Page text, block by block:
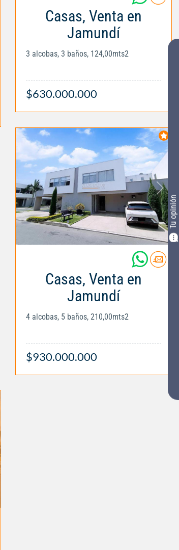
Tu opinión
Casas, Venta en
Jamundí
3 alcobas, 3 baños, 124,00mts2
$630.000.000
Casas, Venta en
Jamundí
4 alcobas, 5 baños, 210,00mts2
$930.000.000